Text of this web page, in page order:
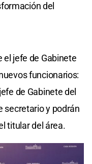
del
el jefe de Gabinete
funcionarios:
de Gabinete del
secretario y podrán
titular del área.